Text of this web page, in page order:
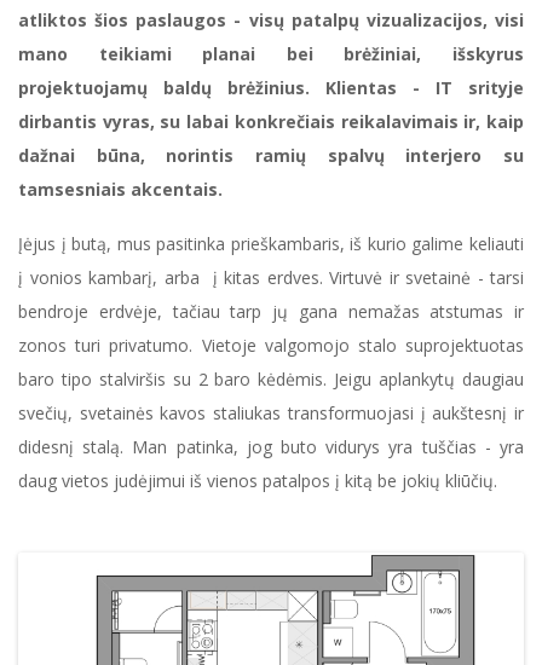
atliktos šios paslaugos - visų patalpų vizualizacijos, visi
mano teikiami planai bei brėžiniai, išskyrus
projektuojamų baldų brėžinius. Klientas - IT srityje
dirbantis vyras, su labai konkrečiais reikalavimais ir, kaip
dažnai būna, norintis ramių spalvų interjero su
tamsesniais akcentais.
Įėjus į butą, mus pasitinka prieškambaris, iš kurio galime keliauti
į vonios kambarį, arba į kitas erdves. Virtuvė ir svetainė - tarsi
bendroje erdvėje, tačiau tarp jų gana nemažas atstumas ir
zonos turi privatumo. Vietoje valgomojo stalo suprojektuotas
baro tipo stalviršis su 2 baro kėdėmis. Jeigu aplankytų daugiau
svečių, svetainės kavos staliukas transformuojasi į aukštesnį ir
didesnį stalą. Man patinka, jog buto vidurys yra tuščias - yra
daug vietos judėjimui iš vienos patalpos į kitą be jokių kliūčių.